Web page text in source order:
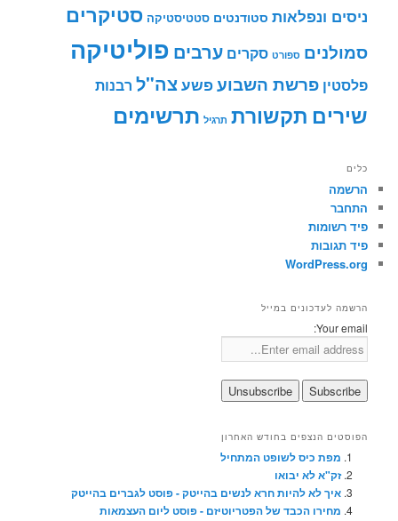
ניסים ונפלאות סטודנטים סטטיסטיקה סטיקרים
סמולנים ספורט סקרים ערבים פוליטיקה
פלסטין פרשת השבועפשעצה"ל רבנות
שירים תקשורת תרגיל תרשימים
כלים
הרשמה
התחבר
פיד רשומות
פיד תגובות
WordPress.org
הרשמה לעדכונים במייל
Your email:
הפוסטים הנצפים בחודש האחרון
מפת כיס לשופט המתחיל
זק"א לא יבואו
איך לא להיות חרא לנשים בהייטק - פוסט לגברים בהייטק
מחירו הכבד של הפטריוטיזם - פוסט ליום העצמאות